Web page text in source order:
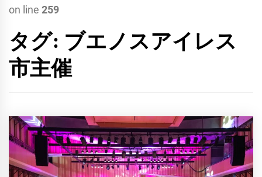
on line 259
タグ: ブエノスアイレス
市主催